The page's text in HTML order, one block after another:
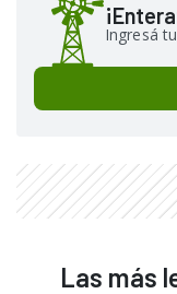
Ingresá
Las más